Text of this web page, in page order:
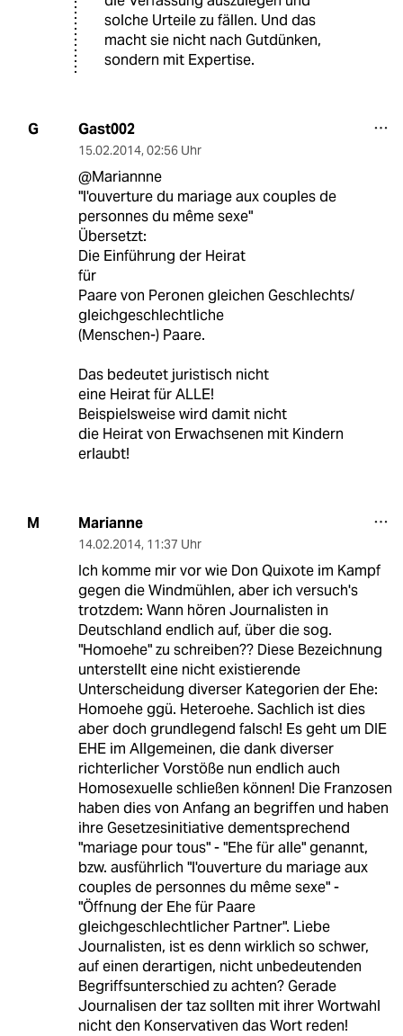
solche Urteile zu fällen. Und das
macht sie nicht nach Gutdünken,
sondern mit Expertise.
G Gast002
15.02.2014, 02:56 Uhr
@Mariannne
"l'ouverture du mariage aux couples de
personnes du même sexe"
Übersetzt:
Die Einführung der Heirat
für
Paare von Peronen gleichen Geschlechts/
gleichgeschlechtliche
(Menschen-) Paare.
Das bedeutet juristisch nicht
eine Heirat für ALLE!
Beispielsweise wird damit nicht
die Heirat von Erwachsenen mit Kindern
erlaubt!
M Marianne
14.02.2014, 11:37 Uhr
Ich komme mir vor wie Don Quixote im Kampf
gegen die Windmühlen, aber ich versuch's
trotzdem: Wann hören Journalisten in
Deutschland endlich auf, über die sog.
"Homoehe" zu schreiben?? Diese Bezeichnung
unterstellt eine nicht existierende
Unterscheidung diverser Kategorien der Ehe:
Homoehe ggü. Heteroehe. Sachlich ist dies
aber doch grundlegend falsch! Es geht um DIE
EHE im Allgemeinen, die dank diverser
richterlicher Vorstöße nun endlich auch
Homosexuelle schließen können! Die Franzosen
haben dies von Anfang an begriffen und haben
ihre Gesetzesinitiative dementsprechend
"mariage pour tous" - "Ehe für alle" genannt,
bzw. ausführlich "l'ouverture du mariage aux
couples de personnes du même sexe" -
"Öffnung der Ehe für Paare
gleichgeschlechtlicher Partner". Liebe
Journalisten, ist es denn wirklich so schwer,
auf einen derartigen, nicht unbedeutenden
Begriffsunterschied zu achten? Gerade
Journalisen der taz sollten mit ihrer Wortwahl
nicht den Konservativen das Wort reden!